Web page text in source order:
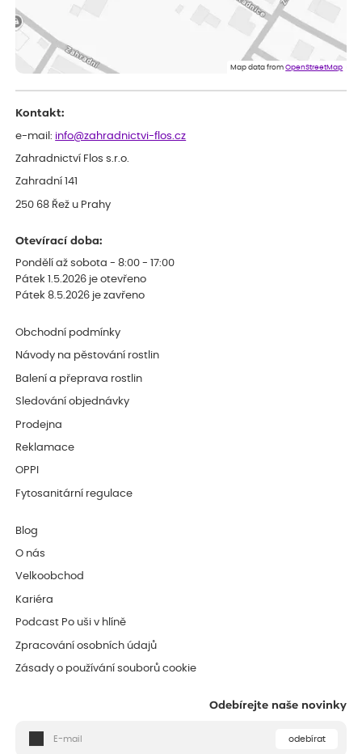
Rostliny byly v pořádku, dobře zabalené, celková spokojenost.
Doporučuji :). Spokojenost, stromky v pěkném stavu. Jediné, co
my chybělo, bylo komunikování nedostupného zboží před
Map data fromOpenStreetMap
Kontakt:
e-mail: info@zahradnictvi-flos.cz
Zahradnictví Flos s.r.o.
Zahradní 141
250 68 Řež u Prahy
Otevírací doba:
Pondělí až sobota - 8:00 - 17:00
Pátek 1.5.2026 je otevřeno
Pátek 8.5.2026 je zavřeno
Obchodní podmínky
Návody na pěstování rostlin
Balení a přeprava rostlin
Sledování objednávky
Prodejna
Reklamace
OPPI
Fytosanitární regulace
Blog
O nás
Velkoobchod
Kariéra
Podcast Po uši v hlíně
Zpracování osobních údajů
Zásady o používání souborů cookie
Odebírejte naše novinky
odebírat